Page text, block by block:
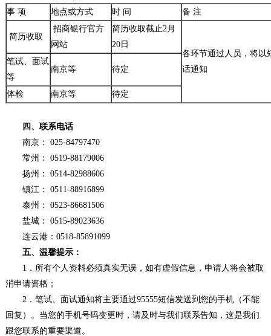
事 项
地点或方式 时 间 备 注
简历收取
招商银行官方
网站
简历收取截止2月
20日
各环节通过人员，将以
话通知
笔试、面试
等
南京等 待定
体检 南京等 待定
四、联系电话
南京： 025-84797470
常州： 0519-88179006
扬州： 0514-82988606
镇江： 0511-88916899
泰州： 0523-86681506
盐城： 0515-89023636
连云港：0518-85891099
五、温馨提示：
1．所有个人资料必须真实无误，如有虚假信息，申请人将会被取
消申请资格；
2．笔试、面试通知将主要通过95555短信发送到您的手机（不能
回复）。当您的手机号码变更时，请及时与我们联系告知，这是我们
跟您联系的重要渠道。